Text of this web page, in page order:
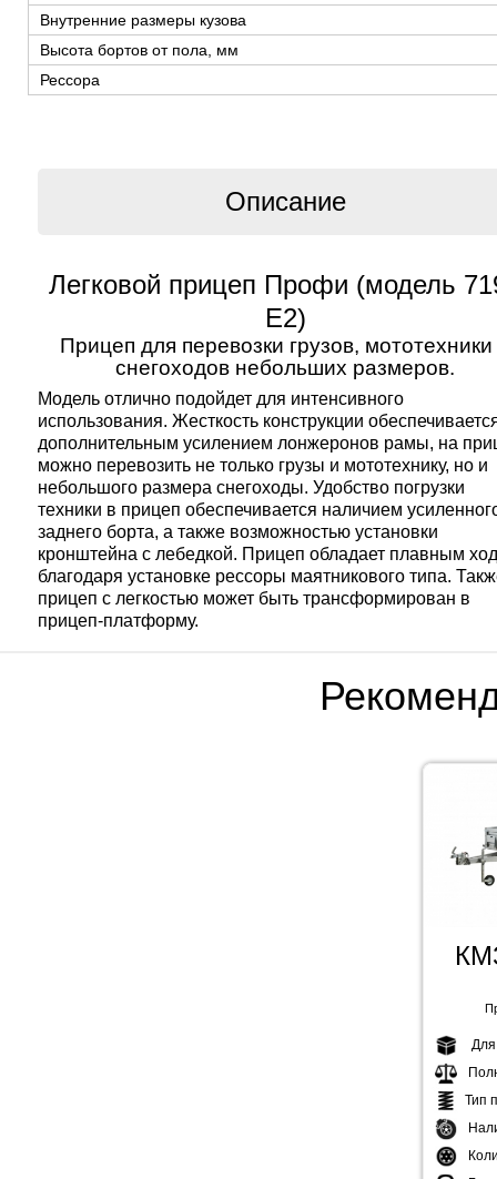
Внутренние размеры кузова
Высота бортов от пола, мм
Рессора
Описание
Легковой прицеп Профи (модель
Е2)
Прицеп для перевозки грузов,
снегоходов небольших размеров.
Модель отлично подойдет для интенсивного
использования. Жесткость конструкции
дополнительным усилением лонжеронов рамы, на
можно перевозить не только грузы и мототехнику, но и
небольшого размера снегоходы. Удобство погрузки
техники в прицеп обеспечивается наличием
заднего борта, а также возможностью установки
кронштейна с лебедкой. Прицеп обладает плавным
благодаря установке рессоры маятникового типа.
прицеп с легкостью может быть трансформирован в
прицеп-платформу.
Для
Тип